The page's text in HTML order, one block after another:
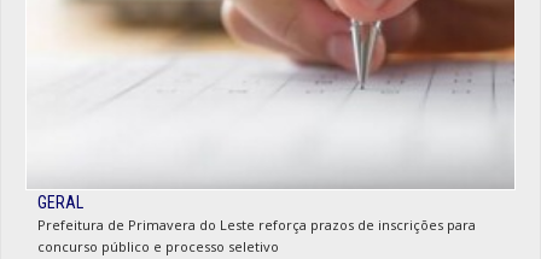
GERAL
Prefeitura de Primavera do Leste reforça prazos de inscrições para
concurso público e processo seletivo